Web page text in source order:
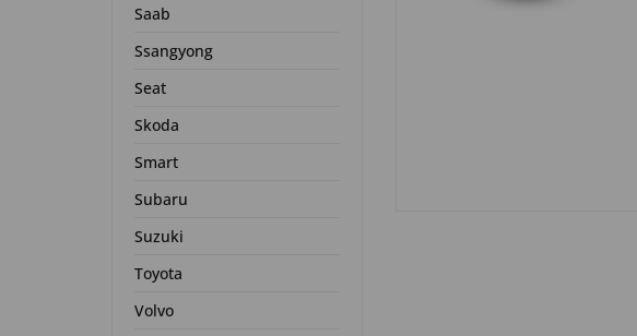
Saab
Ssangyong
Seat
Skoda
Smart
Subaru
Suzuki
Toyota
Volvo